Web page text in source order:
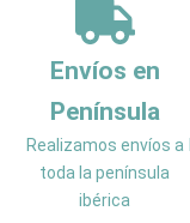
Envíos en
Península
Realizamos envíos a
toda la península
ibérica